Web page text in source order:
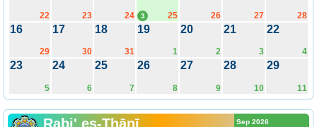
22 23 24 25
3 26 27 28
16
29
17
30
18
31
19
1
20
2
21
3
22
4
23
5
24
6
25
7
26
8
27
9
28
10
29
11
Rabi' es-Thānī Sep 2026